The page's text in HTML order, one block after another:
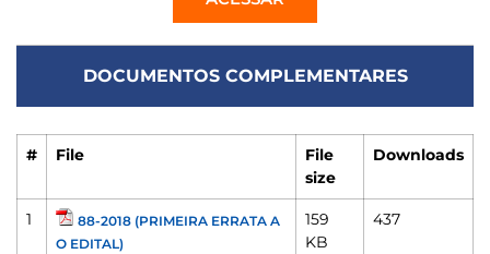
DOCUMENTOS COMPLEMENTARES
# File
File
size
Downloads
1
88-2018 (PRIMEIRA ERRATA A
O EDITAL)
159
KB
437